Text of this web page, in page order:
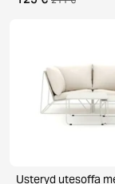
Usteryd utesoffa